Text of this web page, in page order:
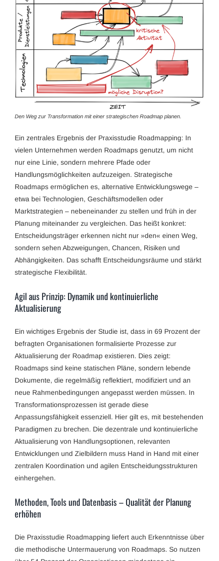
Den Weg zur Transformation mit einer strategischen Roadmap planen.
Ein zentrales Ergebnis der Praxisstudie Roadmapping: In
vielen Unternehmen werden Roadmaps genutzt, um nicht
nur eine Linie, sondern mehrere Pfade oder
Handlungsmöglichkeiten aufzuzeigen. Strategische
Roadmaps ermöglichen es, alternative Entwicklungswege –
etwa bei Technologien, Geschäftsmodellen oder
Marktstrategien – nebeneinander zu stellen und früh in der
Planung miteinander zu vergleichen. Das heißt konkret:
Entscheidungsträger erkennen nicht nur »den« einen Weg,
sondern sehen Abzweigungen, Chancen, Risiken und
Abhängigkeiten. Das schafft Entscheidungsräume und stärkt
strategische Flexibilität.
Agil aus Prinzip: Dynamik und kontinuierliche
Aktualisierung
Ein wichtiges Ergebnis der Studie ist, dass in 69 Prozent der
befragten Organisationen formalisierte Prozesse zur
Aktualisierung der Roadmap existieren. Dies zeigt:
Roadmaps sind keine statischen Pläne, sondern lebende
Dokumente, die regelmäßig reflektiert, modifiziert und an
neue Rahmenbedingungen angepasst werden müssen. In
Transformationsprozessen ist gerade diese
Anpassungsfähigkeit essenziell. Hier gilt es, mit bestehenden
Paradigmen zu brechen. Die dezentrale und kontinuierliche
Aktualisierung von Handlungsoptionen, relevanten
Entwicklungen und Zielbildern muss Hand in Hand mit einer
zentralen Koordination und agilen Entscheidungsstrukturen
einhergehen.
Methoden, Tools und Datenbasis – Qualität der Planung
erhöhen
Die Praxisstudie Roadmapping liefert auch Erkenntnisse über
die methodische Untermauerung von Roadmaps. So nutzen